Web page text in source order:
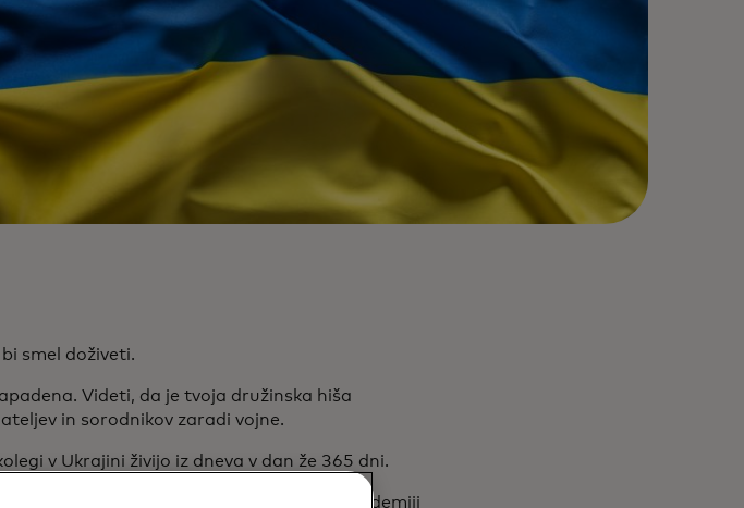
smel doživeti.
Videti, da je tvoja družinska hiša
in sorodnikov zaradi vojne.
v Ukrajini živijo iz dneva v dan že 365 dni.
ko so se ljudje in podjetja po hudi pandemiji